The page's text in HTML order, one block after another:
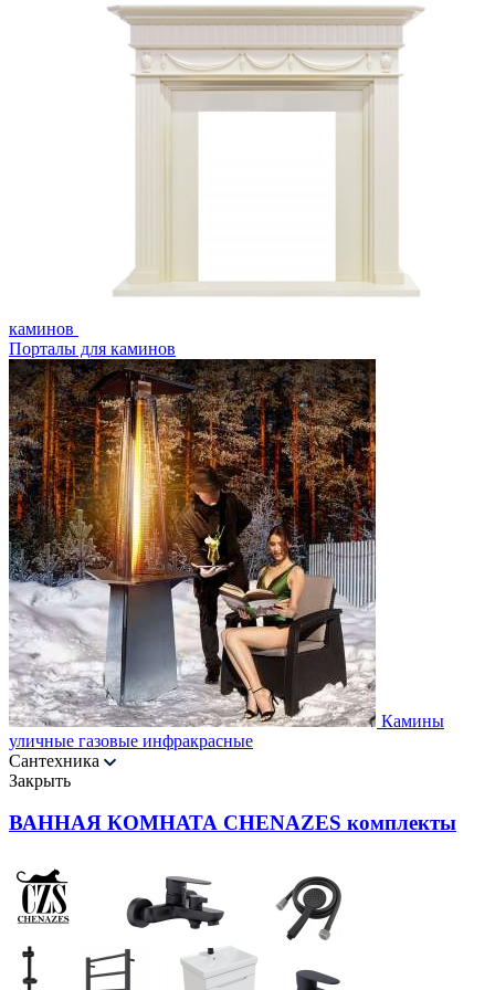
каминов
Порталы для каминов
Камины
уличные газовые инфракрасные
Сантехника
Закрыть
ВАННАЯ КОМНАТА CHENAZES комплекты